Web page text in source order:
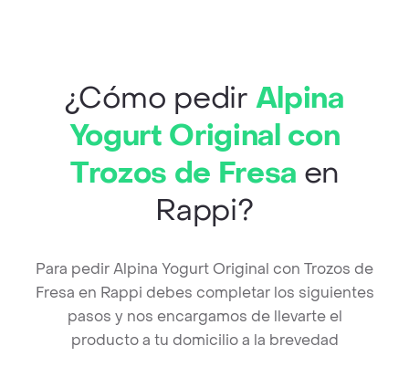
¿Cómo pedir Alpina
Yogurt Original con
Trozos de Fresa en
Rappi?
Para pedir Alpina Yogurt Original con Trozos de
Fresa en Rappi debes completar los siguientes
pasos y nos encargamos de llevarte el
producto a tu domicilio a la brevedad